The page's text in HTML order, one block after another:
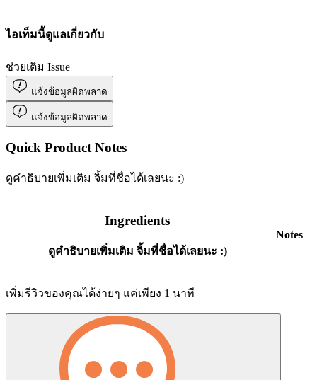
ไอเท็มนี้ดูแลเกี่ยวกับ
ช่วยเติม Issue
แจ้งข้อมูลผิดพลาด
แจ้งข้อมูลผิดพลาด
Quick Product Notes
ดูคำธิบายเพิ่มเติม จิ้มที่ชื่อได้เลยนะ :)
Ingredients
ดูคำธิบายเพิ่มเติม จิ้มที่ชื่อได้เลยนะ :)
Notes
เพิ่มรีวิวของคุณได้ง่ายๆ แค่เพียง 1 นาที